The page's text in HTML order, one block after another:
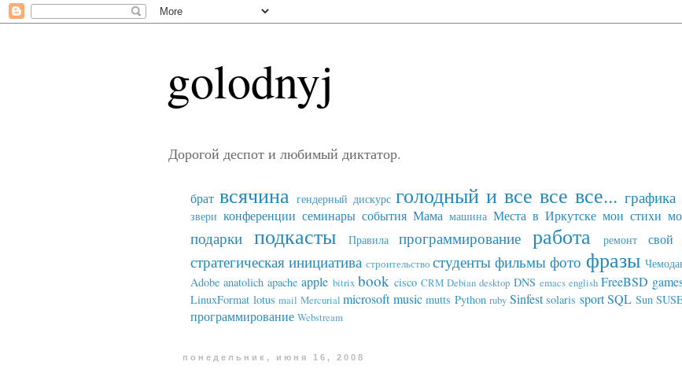
golodnyj
Дорогой деспот и любимый диктатор.
брат всячина гендерный дискурс голодный и все все все... графика
звери конференции семинары события Мама машина Места в Иркутске мои стихи
подарки подкасты Правила программирование работа ремонт свой
стратегическая инициатива строительство студенты фильмы фото фразы
Adobe anatolich apache apple bitrix book cisco CRM Debian desktop DNS emacs english FreeBSD
LinuxFormat lotus mail Mercurial microsoft music mutts Python ruby Sinfest solaris sport SQL Sun
программирование Webstream
понедельник, июня 16, 2008